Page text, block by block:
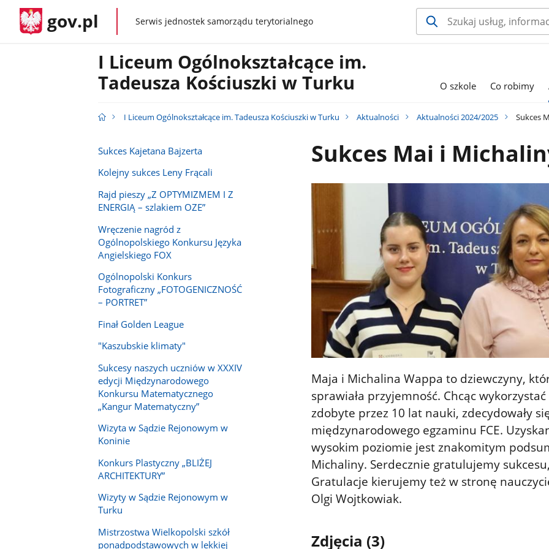
gov.pl gov.plSerwis jednostek samorządu terytorialnego
I Liceum Ogólnokształcące im.
Tadeusza Kościuszki w Turku
O szkole Co robimy
I Liceum Ogólnokształcące im. Tadeusza Kościuszki w Turku Aktualności Aktualności 2024/2025 Sukces
Sukces Kajetana Bajzerta
Kolejny sukces Leny Frącali
Rajd pieszy „Z OPTYMIZMEM I Z
ENERGIĄ – szlakiem OZE”
Wręczenie nagród z
Ogólnopolskiego Konkursu Języka
Angielskiego FOX
Ogólnopolski Konkurs
Fotograficzny „FOTOGENICZNOŚĆ
– PORTRET”
Finał Golden League
"Kaszubskie klimaty"
Sukcesy naszych uczniów w XXXIV
edycji Międzynarodowego
Konkursu Matematycznego
„Kangur Matematyczny”
Wizyta w Sądzie Rejonowym w
Koninie
Konkurs Plastyczny „BLIŻEJ
ARCHITEKTURY”
Wizyty w Sądzie Rejonowym w
Turku
Mistrzostwa Wielkopolski szkół
ponadpodstawowych w lekkiej
Sukces Mai i
Maja i Michalina Wappa to dziewczyny,
sprawiała przyjemność. Chcąc
zdobyte przez 10 lat nauki, zdecydowały
międzynarodowego egzaminu FCE.
wysokim poziomie jest znakomitym
Michaliny. Serdecznie gratulujemy
Gratulacje kierujemy też w stronę
Olgi Wojtkowiak.
Zdjęcia (3)